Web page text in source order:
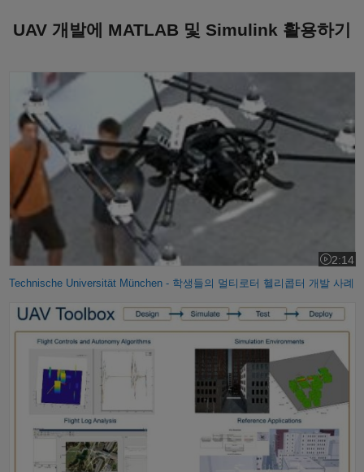
UAV 개발에 MATLAB 및 Simulink 활용하기
Technische Universität München - 학생들의 멀티로터 헬리콥터 개발
2:14
비디오
Technische Universität München - 학생들의 멀티로터 헬리콥터 개발 사례
UAV Toolbox란?